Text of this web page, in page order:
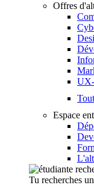
Offres
Espace
Tu recherches